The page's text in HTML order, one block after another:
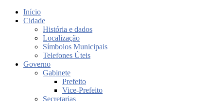
Início
Cidade
História e dados
Localização
Símbolos Municipais
Telefones Úteis
Governo
Gabinete
Prefeito
Vice-Prefeito
Secretarias